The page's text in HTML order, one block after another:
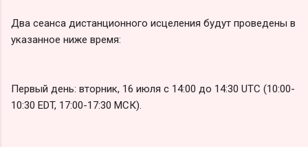
Два сеанса дистанционного исцеления будут проведены в
указанное ниже время:
Первый день: вторник, 16 июля с 14:00 до 14:30 UTC (10:00-
10:30 EDT, 17:00-17:30 МСК).